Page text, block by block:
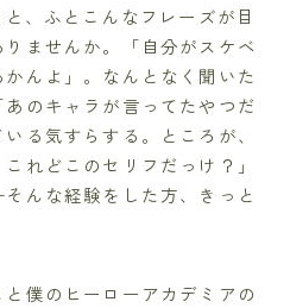
、ふとこんなフレーズが目
ませんか。「自分がスケベ
んよ」。なんとなく聞いた
のキャラが言ってたやつだ
る気すらする。ところが、
れどこのセリフだっけ？」
んな経験をした方、きっと
僕のヒーローアカデミアの